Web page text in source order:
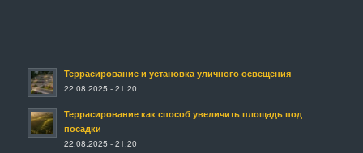
Террасирование и установка уличного освещения
22.08.2025 - 21:20
Террасирование как способ увеличить площадь под
посадки
22.08.2025 - 21:20